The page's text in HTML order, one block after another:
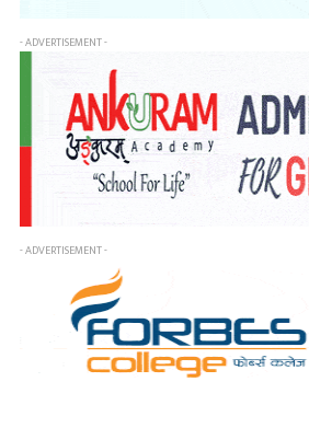
- ADVERTISEMENT -
- ADVERTISEMENT -